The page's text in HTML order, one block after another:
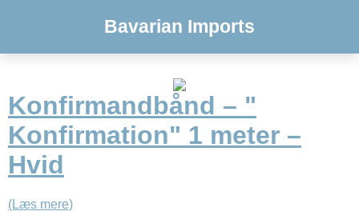
Bavarian Imports
Konfirmandbånd – "
Konfirmation" 1 meter –
Hvid
(Læs mere)